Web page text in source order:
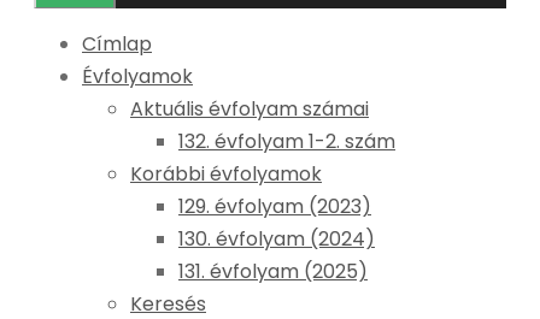
Címlap
Évfolyamok
Aktuális évfolyam számai
132. évfolyam 1-2. szám
Korábbi évfolyamok
129. évfolyam (2023)
130. évfolyam (2024)
131. évfolyam (2025)
Keresés